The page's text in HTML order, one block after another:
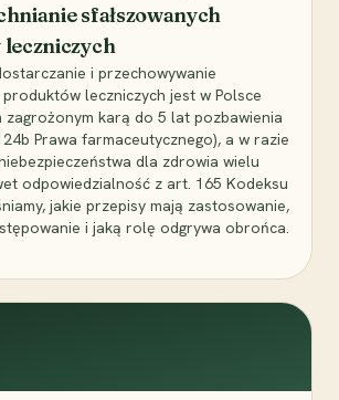
sfałszowanych
i przechowywanie
produktów leczniczych jest w Polsce
zagrożonym karą do 5 lat pozbawienia
Prawa farmaceutycznego), a w razie
dla zdrowia wielu
odpowiedzialność z art. 165 Kodeksu
jakie przepisy mają zastosowanie,
i jaką rolę odgrywa obrońca.